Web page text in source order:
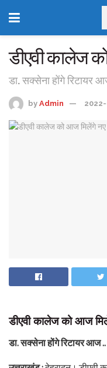
डीएवी कालेज
डा. सक्सेना होंगे रिटायर
by Admin
डीएवी कालेज को आज
डा. सक्सेना होंगे रिटायर आज ..